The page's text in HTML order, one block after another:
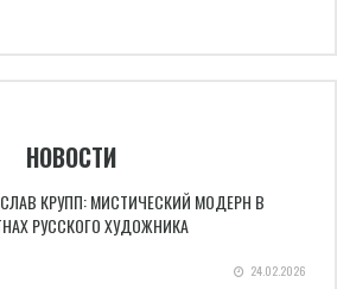
НОВОСТИ
КРУПП: МИСТИЧЕСКИЙ МОДЕРН В
РУССКОГО ХУДОЖНИКА
24.02.2026